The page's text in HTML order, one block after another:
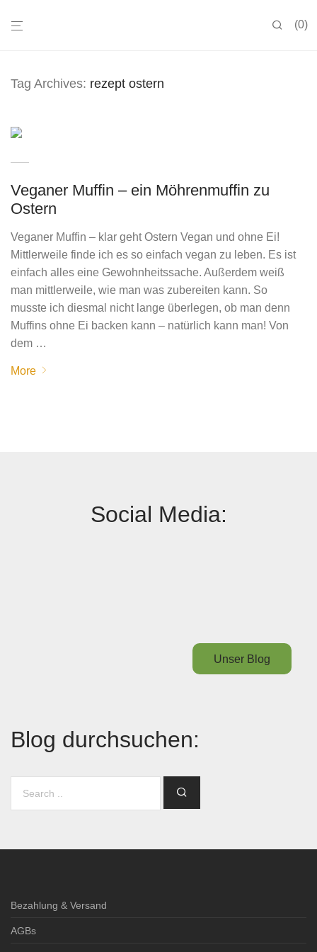
0
Tag Archives: rezept ostern
Veganer Muffin – ein Möhrenmuffin zu
Ostern
Veganer Muffin – klar geht Ostern Vegan und ohne Ei!
Mittlerweile finde ich es so einfach vegan zu leben. Es ist
einfach alles eine Gewohnheitssache. Außerdem weiß
man mittlerweile, wie man was zubereiten kann. So
musste ich diesmal nicht lange überlegen, ob man denn
Muffins ohne Ei backen kann – natürlich kann man! Von
dem …
More
Social Media:
Unser Blog
Blog durchsuchen:
Bezahlung & Versand
AGBs